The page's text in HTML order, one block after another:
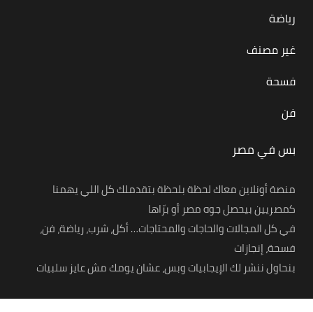
رياضة
غير مصنف
فسحة
فن
بس في مصر
منصة أونلاين معاك لحظة بلحظة بتقدملك كل اللي يهمنا
كمصريين بيحصل جوه مصر أو برّاها
في كل المجالات والحاجات والمحتاجات… أكل، شرب، رياضة، فن،
فسحة، إنجازات
بنحاول ننشر لك الإيجابيات وبس، عشان يومك مش عايز سلبيات